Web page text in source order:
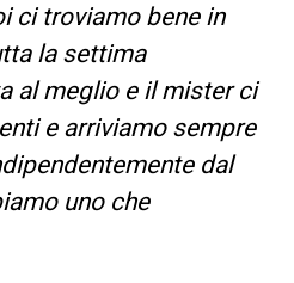
ci troviamo bene in
la settima
al meglio e il mister ci
e arriviamo sempre
dal
uno che